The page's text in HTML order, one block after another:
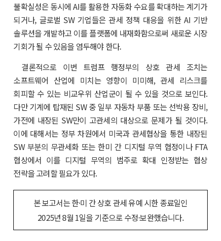
불확실성은 동시에 AI를 활용한 자동화 수요를 확대하는 계기가
되거나, 글로벌 SW 기업들은 관세 정책 대응을 위한 AI 기반
솔루션을 개발하고 이를 플랫폼에 내재화함으로써 새로운 시장
기회가 될 수 있음을 염두해야 한다.
결론적으로 이번 트럼프 행정부의 상호 관세 조치는
소프트웨어 산업에 미치는 영향이 미미해, 관세 리스크를
회피할 수 있는 비교우위 산업군이 될 수 있을 것으로 보인다.
다만 기계에 탑재된 SW 중 일부 자동차 부품 또는 선박용 장비,
가전에 내장된 SW만이 고관세의 대상으로 문제가 될 것이다.
이에 대해서는 정부 차원에서 미국과 관세협상을 통한 내장된
SW 부분의 무관세화 또는 한미 간 디지털 무역 협정이나 FTA
협상에서 이를 디지털 무역의 범주로 확대 인정받는 협상
전략을 고려할 필요가 있다.
본 보고서는 한·미 간 상호 관세 유예 시한 종료일인
2025년 8월 1일을 기준으로 수정·보완했습니다.